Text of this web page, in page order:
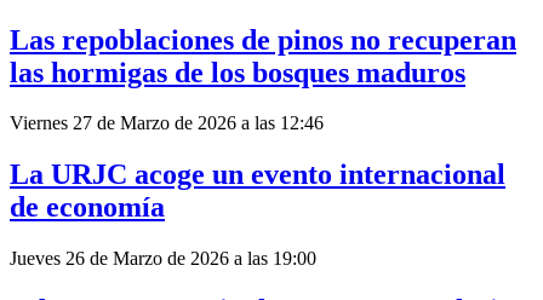
Las repoblaciones de pinos no recuperan
las hormigas de los bosques maduros
Viernes 27 de Marzo de 2026 a las 12:46
La URJC acoge un evento internacional
de economía
Jueves 26 de Marzo de 2026 a las 19:00